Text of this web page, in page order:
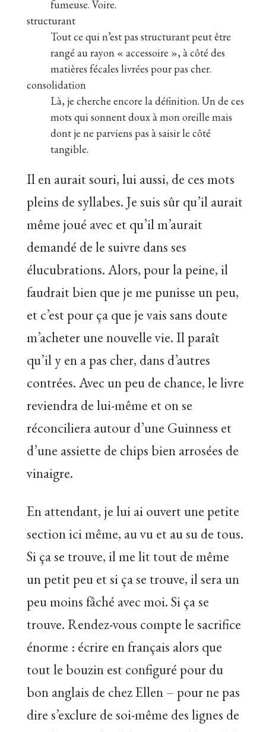
fumeuse. Voire.
structurant
Tout ce qui n’est pas structurant peut être
rangé au rayon « accessoire », à côté des
matières fécales livrées pour pas cher.
consolidation
Là, je cherche encore la définition. Un de ces
mots qui sonnent doux à mon oreille mais
dont je ne parviens pas à saisir le côté
tangible.
Il en aurait souri, lui aussi, de ces mots
pleins de syllabes. Je suis sûr qu’il aurait
même joué avec et qu’il m’aurait
demandé de le suivre dans ses
élucubrations. Alors, pour la peine, il
faudrait bien que je me punisse un peu,
et c’est pour ça que je vais sans doute
m’acheter une nouvelle vie. Il paraît
qu’il y en a pas cher, dans d’autres
contrées. Avec un peu de chance, le livre
reviendra de lui-même et on se
réconciliera autour d’une Guinness et
d’une assiette de chips bien arrosées de
vinaigre.
En attendant, je lui ai ouvert une petite
section ici même, au vu et au su de tous.
Si ça se trouve, il me lit tout de même
un petit peu et si ça se trouve, il sera un
peu moins fâché avec moi. Si ça se
trouve. Rendez-vous compte le sacrifice
énorme : écrire en français alors que
tout le bouzin est configuré pour du
bon anglais de chez Ellen – pour ne pas
dire s’exclure de soi-même des lignes de